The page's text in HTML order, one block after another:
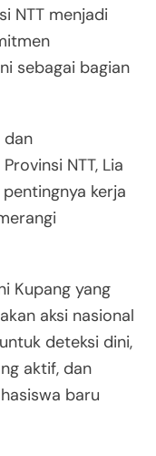
NTT menjadi
sebagai bagian
dan
NTT, Lia
pentingnya kerja
Kupang yang
aksi nasional
deteksi dini,
aktif, dan
baru